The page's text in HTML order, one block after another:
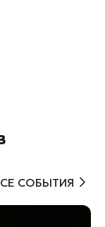
СОБЫТИЯ